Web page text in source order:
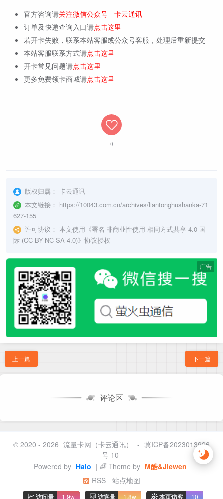
官方咨询请关注微信公众号：卡云通讯
订单及快递查询入口请点击这里
若开卡失败，联系本站客服或公众号客服，处理后重新提交
本站客服联系方式请点击这里
开卡常见问题请点击这里
更多免费领卡商城请点击这里
0
版权归属： 卡云通讯
本文链接： https://10043.com.cn/archives/liantonghushanka-71
627-155
许可协议： 本文使用《署名-非商业性使用-相同方式共享 4.0 国
际 (CC BY-NC-SA 4.0)》协议授权
广告
上一篇 下一篇
评论区
© 2020 - 2026 流量卡网（卡云通讯） - 冀ICP备2023013996
号-10
Powered by Halo | 🌈 Theme by M酷&Jiewen
RSS
站点地图
访问量 1.9w 访客量 1.8w 本页访客 10